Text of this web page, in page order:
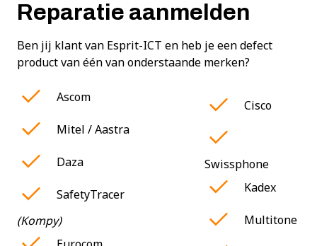
Reparatie aanmelden
Ben jij klant van Esprit-ICT en heb je een defect
product van één van onderstaande merken?
Ascom
Mitel / Aastra
Daza
SafetyTracer
(Kompy)
Cisco
Swissphone
Kadex
Multitone